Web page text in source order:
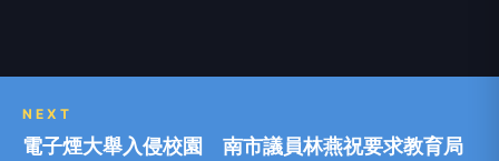
NEXT
電子煙大舉入侵校園 南市議員林燕祝要求教育局